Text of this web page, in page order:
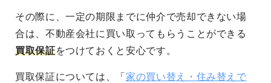
その際に、一定の期限までに仲介で売却できない場
合は、不動産会社に買い取ってもらうことができる
買取保証をつけておくと安心です。
買取保証については、「 家の買い替え・住み替えで